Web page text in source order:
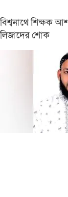
বিশ্বনাথে শিক্ষক
লিজাদের শোক